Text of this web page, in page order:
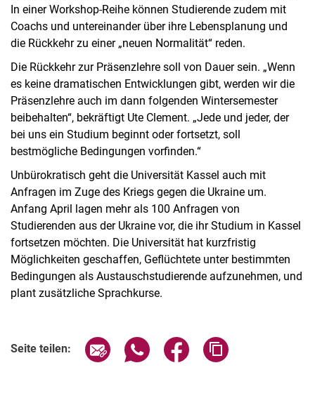
In einer Workshop-Reihe können Studierende zudem mit
Coachs und untereinander über ihre Lebensplanung und
die Rückkehr zu einer „neuen Normalität“ reden.
Die Rückkehr zur Präsenzlehre soll von Dauer sein. „Wenn
es keine dramatischen Entwicklungen gibt, werden wir die
Präsenzlehre auch im dann folgenden Wintersemester
beibehalten“, bekräftigt Ute Clement. „Jede und jeder, der
bei uns ein Studium beginnt oder fortsetzt, soll
bestmögliche Bedingungen vorfinden.“
Unbürokratisch geht die Universität Kassel auch mit
Anfragen im Zuge des Kriegs gegen die Ukraine um.
Anfang April lagen mehr als 100 Anfragen von
Studierenden aus der Ukraine vor, die ihr Studium in Kassel
fortsetzen möchten. Die Universität hat kurzfristig
Möglichkeiten geschaffen, Geflüchtete unter bestimmten
Bedingungen als Austauschstudierende aufzunehmen, und
plant zusätzliche Sprachkurse.
Seite teilen: Seite über E-Mail teilen
Seite über WhatsApp teilen
Seite über Facebook